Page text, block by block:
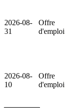
2026-08-
31
Offre
d'emploi
2026-08-
10
Offre
d'emploi